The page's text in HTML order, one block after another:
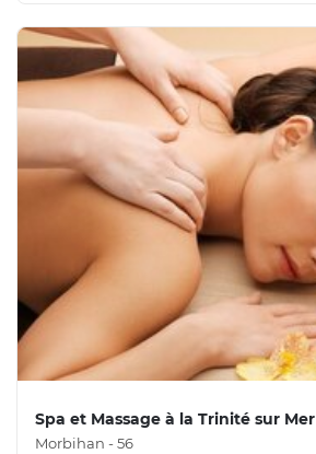
Spa et Massage à la Trinité sur Mer
Morbihan - 56